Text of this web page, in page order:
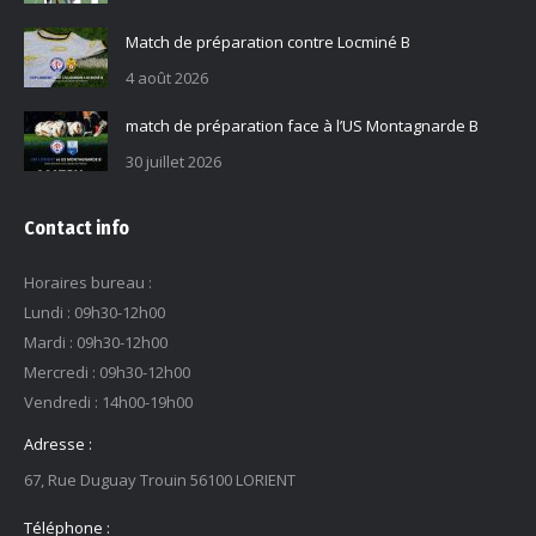
Match de préparation contre Locminé B
4 août 2026
match de préparation face à l’US Montagnarde B
30 juillet 2026
Contact info
Horaires bureau :
Lundi : 09h30-12h00
Mardi : 09h30-12h00
Mercredi : 09h30-12h00
Vendredi : 14h00-19h00
Adresse :
67, Rue Duguay Trouin 56100 LORIENT
Téléphone :